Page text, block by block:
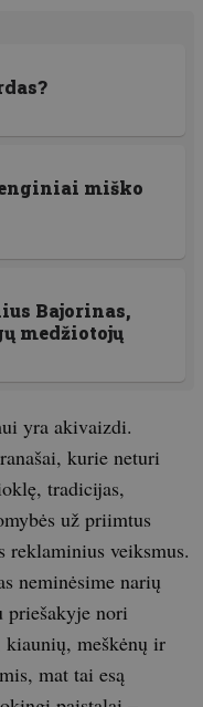
miško
Bajorinas,
medžiotojų
yra akivaizdi.
kurie neturi
tradicijas,
už priimtus
reklaminius veiksmus.
neminėsime narių
priešakyje nori
meškėnų ir
mat tai esą